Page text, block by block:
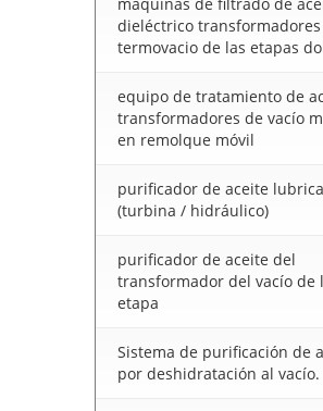
dieléctrico
termovacio de las etapas
equipo de tratamiento de
transformadores de vacío
en remolque móvil
purificador de aceite
(turbina / hidráulico)
purificador de aceite del
transformador del vacío de
etapa
Sistema de purificación de
por deshidratación al vacío.